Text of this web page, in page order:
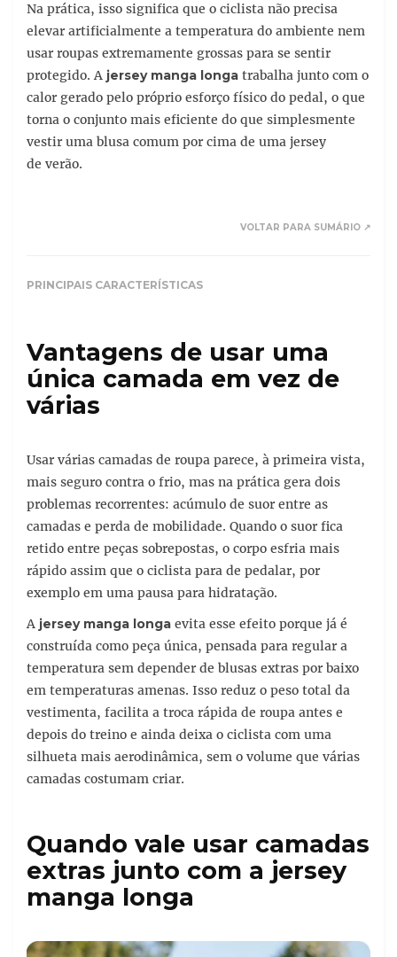
Na prática, isso significa que o ciclista não precisa
elevar artificialmente a temperatura do ambiente nem
usar roupas extremamente grossas para se sentir
protegido. A jersey manga longa trabalha junto com o
calor gerado pelo próprio esforço físico do pedal, o que
torna o conjunto mais eficiente do que simplesmente
vestir uma blusa comum por cima de uma jersey
de verão.
VOLTAR PARA SUMÁRIO ↗
PRINCIPAIS CARACTERÍSTICAS
Vantagens de usar uma
única camada em vez de
várias
Usar várias camadas de roupa parece, à primeira vista,
mais seguro contra o frio, mas na prática gera dois
problemas recorrentes: acúmulo de suor entre as
camadas e perda de mobilidade. Quando o suor fica
retido entre peças sobrepostas, o corpo esfria mais
rápido assim que o ciclista para de pedalar, por
exemplo em uma pausa para hidratação.
A jersey manga longa evita esse efeito porque já é
construída como peça única, pensada para regular a
temperatura sem depender de blusas extras por baixo
em temperaturas amenas. Isso reduz o peso total da
vestimenta, facilita a troca rápida de roupa antes e
depois do treino e ainda deixa o ciclista com uma
silhueta mais aerodinâmica, sem o volume que várias
camadas costumam criar.
Quando vale usar camadas
extras junto com a jersey
manga longa